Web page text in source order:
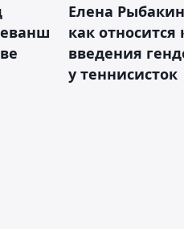
Елена
как относится
введения
у теннисисток